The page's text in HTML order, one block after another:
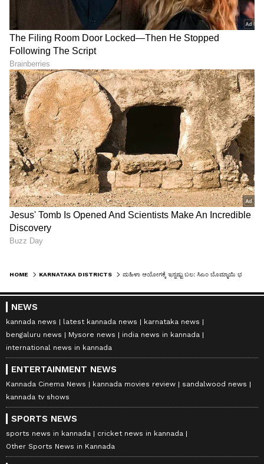
HOME KARNATAKA DISTRICTS
NEWS
kannada news latest kannada news
karnataka news
bengaluru news
Mysore news
india news in kannada
international news in kannada
ENTERTAINMENT NEWS
Kannada Cinema News kannada movies review
sandalwood news
kannada tv shows
SPORTS NEWS
sports news in kannada
cricket news in kannada
Other Sports News in Kannada